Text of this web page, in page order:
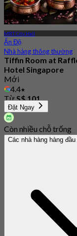
MRT City Hall
Ấn Độ
Nhà hàng thông thường
Tiffin Room at
Hotel Singapore
Mới
4.4
TừS$ 101
Đặt Ngay
Còn nhiều chỗ trống
Các nhà hàng hàng